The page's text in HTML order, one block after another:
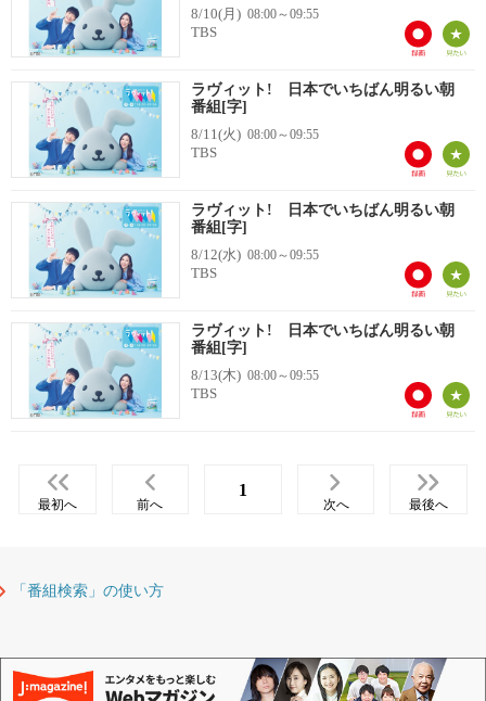
8/10(月) 08:00～09:55
TBS
ラヴィット! 日本でいちばん明るい朝
番組[字]
8/11(火) 08:00～09:55
TBS
ラヴィット! 日本でいちばん明るい朝
番組[字]
8/12(水) 08:00～09:55
TBS
ラヴィット! 日本でいちばん明るい朝
番組[字]
8/13(木) 08:00～09:55
TBS
最初へ 前へ
1
次へ 最後へ
「番組検索」の使い方